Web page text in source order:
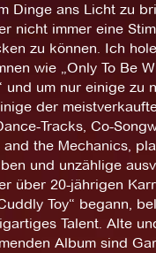
Dinge ans Licht zu
nicht immer eine
zu können. Ich
wie „Only To Be
und um nur einige zu
der
Tracks, Co-
and the Mechanics,
und unzählige
über 20-jährigen
Toy“ begann,
Talent. Alte
Album sind